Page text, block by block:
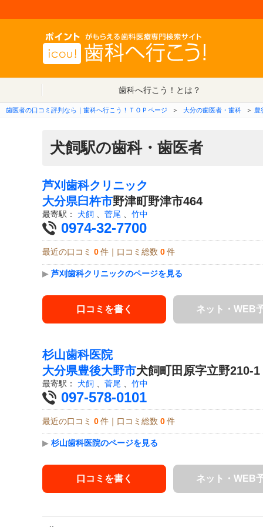
歯科へ行こう！とは？
歯医者の口コミ評判なら｜歯科へ行こう！ＴＯＰページ ＞ 大分の歯医者・歯科 ＞ 豊
犬飼駅の歯科・歯医者
芦刈歯科クリニック
大分県臼杵市野津町野津市464
最寄駅： 犬飼 菅尾 竹中
0974-32-7700
最近の口コミ 0 件｜口コミ総数 0 件
▶ 芦刈歯科クリニックのページを見る
口コミを書く ネット・WEB
杉山歯科医院
大分県豊後大野市犬飼町田原字立野210-1
最寄駅： 犬飼 菅尾 竹中
097-578-0101
最近の口コミ 0 件｜口コミ総数 0 件
▶ 杉山歯科医院のページを見る
口コミを書く ネット・WEB